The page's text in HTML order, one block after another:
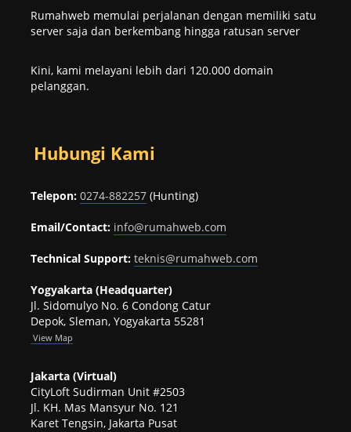
Rumahweb memulai perjalanan dengan memiliki satu
server saja dan berkembang hingga ratusan server
Kini, kami melayani lebih dari 120.000 domain
pelanggan.
Hubungi Kami
Telepon: 0274-882257 (Hunting)
Email/Contact: info@rumahweb.com
Technical Support: teknis@rumahweb.com
Yogyakarta (Headquarter)
Jl. Sidomulyo No. 6 Condong Catur
Depok, Sleman, Yogyakarta 55281
View Map
Jakarta (Virtual)
CityLoft Sudirman Unit #2503
Jl. KH. Mas Mansyur No. 121
Karet Tengsin, Jakarta Pusat